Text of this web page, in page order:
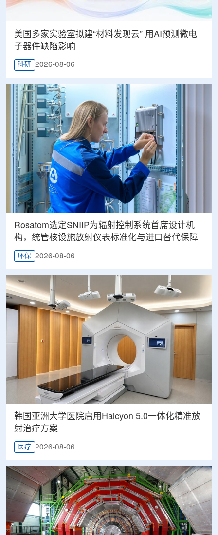
美国多家实验室拟建“材料发现云” 用AI预测微电
子器件缺陷影响
科研 2026-08-06
Rosatom选定SNIIP为辐射控制系统首席设计机
构，统管核设施放射仪表标准化与进口替代保障
环保 2026-08-06
韩国亚洲大学医院启用Halcyon 5.0一体化精准放
射治疗方案
医疗 2026-08-06